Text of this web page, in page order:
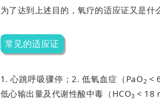
为了达到上述目的，氧疗的适应证又是什
常见的适应证
1. 心跳呼吸骤停； 2. 低氧血症（PaO2 <
低心输出量及代谢性酸中毒（HCO3 < 18